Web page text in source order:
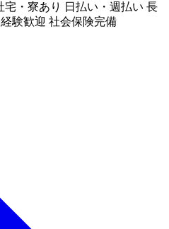
宅・寮あり 日払い・週払い 長
験歓迎 社会保険完備